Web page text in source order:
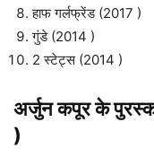
हाफ गर्लफ्रेंड (2017 )
गुंडे (2014 )
2 स्टेट्स (2014 )
अर्जुन कपूर के
)